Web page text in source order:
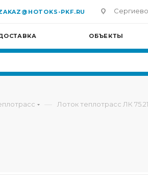
PKF.RU
ОБЪЕКТЫ
— Лоток теплотрасс ЛК